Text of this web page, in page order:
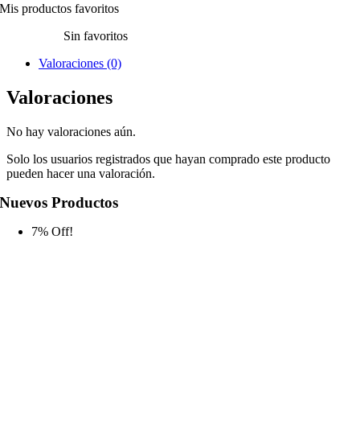
Mis productos favoritos
Sin favoritos
Valoraciones (0)
Valoraciones
No hay valoraciones aún.
Solo los usuarios registrados que hayan comprado este producto
pueden hacer una valoración.
Nuevos Productos
7% Off!